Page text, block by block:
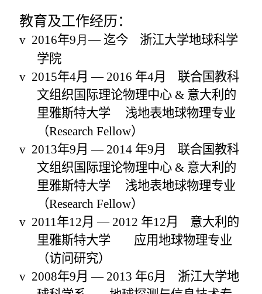
教育及工作经历：
v 2016年9月— 迄今
浙江大学地球科学
学院
v2015年4月—2016 年4月
联合国教科
文组织国际理论物理中心& 意大利的
里雅斯特大学
浅地表地球物理专业
（Research Fellow）
v 2013年9月—2014 年9月
联合国教科
文组织国际理论物理中心& 意大利的
里雅斯特大学
浅地表地球物理专业
（Research Fellow）
v2011年12月—2012 年12月
意大利的
里雅斯特大学
应用地球物理专业
（访问研究）
v2008年9月—2013 年6月
浙江大学地